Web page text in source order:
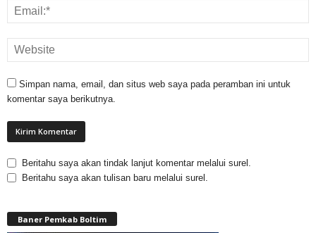
Simpan nama, email, dan situs web saya pada peramban ini untuk
komentar saya berikutnya.
Beritahu saya akan tindak lanjut komentar melalui surel.
Beritahu saya akan tulisan baru melalui surel.
Baner Pemkab Boltim